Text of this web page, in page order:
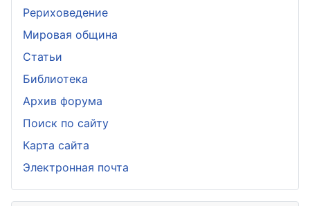
Рериховедение
Мировая община
Статьи
Библиотека
Архив форума
Поиск по сайту
Карта сайта
Электронная почта